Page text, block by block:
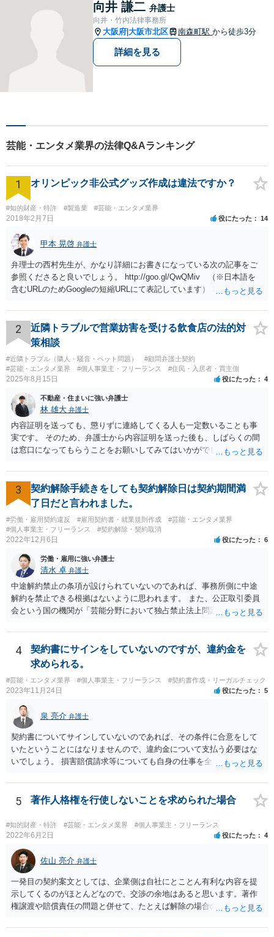
あれば出張相談にも応じてお
りますのでお気軽にご相談く
ださい。
向井 謙二 弁護士
向井・竹内法律事務所
大阪府 大阪市北区 南森町駅 から徒歩3分
詳細を見る
芸能・エンタメ業界の法律Q&Aランキング
1 オリンピック非公式グッズ作成は違法ですか？
#知的財産・特許 #製造業 #芸能・エンタメ業界
2018年2月7日 役にたった 14
甲本 晃啓 弁護士
弁理士の西村先生が、かなり詳細にお書きになっている次の記事をご
参照くださると良いでしょう。 http://goo.gl/QwQMiv （※日本語を
含むURLのためGoogleの短縮URLにて表記しています） 私も同先生と
とも不正競争防止法上の問題は生じうると思います。
2
近隣トラブルで営業妨害を受ける飲食店の法的対
策相談
#近隣トラブル（隣人・騒音・ペット問題）
#顧問弁護士契約
#芸能・エンタメ業界
#個人事業主・フリーランス #住民・入居者・買主側
2025年8月15日 役にたった 4
不動産・住まいに強い弁護士
林 雄大 弁護士
内容証明を送っても、懲りずに連絡してくる人も一定数いることも事
実です。 そのため、弁護士から内容証明を送った後も、しばらくの間
は窓口になってもらうことをお願いしてみてはいかがでしょうか。 そ
口（弁護士に）言ってください」とだけお伝えし、それ以外には一切
応じないという姿勢をとることができるため、スタッフの方の負担軽
減を図れると思います。 大変な状況かと思いますが、ご参考になりま
したら幸いです。
3
契約解除手続きをしても契約解除日は契約期間満
了日だと言われました。
#労働・雇用契約違反 #雇用契約書・就業規則作成
#芸能・エンタメ業界
#個人事業主・フリーランス
#契約解除・契約取消
2022年12月6日 役にたった 6
労働・雇用に強い弁護士
清水 卓 弁護士
中途解約禁止の条項が設けられていないのであれば、事務所側に中途
解約を禁止できる根拠はないように思われます。 また、公正取引委員
会という国の機関が「芸能分野において独占禁止法上問題となり得る
活動を⾏えない旨の義務を課し，⼜は移籍・独⽴した場合には芸能活
動を妨害する旨⽰唆して，移籍・独⽴を諦めさせること（優越的地位
の濫⽤等）を例示しています。 ライバー事務所にも同様のことが言え
る可能性があり、あなたのケースでも、独占禁止法上問題となり得ま
す。 ただし、「※これら⾏為が実際に独占禁⽌法違反となるかどうか
は，具体的態様に照らして個別に判断されることとなる。例えば，優
越的地位の濫⽤に関して，不当に不利益を与えるか否かは，課される
義務等の内容や期間が⽬的に照らして過⼤であるか，与える不利益の
程度，代償措置の有無やその⽔準，あらかじめ⼗分な協議が⾏われた
か等を考慮の上，個別具体的に判断される」という指摘もなされてい
るので、ご事案に応じ、挙げられている事情を具体的に検討して行く
必要があります。 なお、退所等で事務所側と揉めるようであれば、弁
護士に直接相談・依頼し、事務所側と交渉にあたってもらう方法もあ
るかと思います。 （参考）「⼈材分野における公正取引委員会の取
組」（令和元年９月２５日 公正取引委員会）６頁 https://www.jftc.g
4
契約書にサインをしていないのですが、違約金を
求められる。
#芸能・エンタメ業界 #個人事業主・フリーランス #契約書作成・リーガルチェック
2023年11月24日 役にたった 5
泉 亮介 弁護士
契約書についてサインしていないのであれば、その条件に合意をして
いたということにはなりませんので、違約金について支払う必要はな
いでしょう。 損害賠償請求等についても自身の仕事を全て処理してか
5 著作人格権を行使しないことを求められた場合
#知的財産・特許 #芸能・エンタメ業界 #個人事業主・フリーランス
2022年6月2日 役にたった 4
佐山 亮介 弁護士
一発目の契約案文としては、企業側は自社にとことん有利な内容を提
示してくるのがほとんどなので、交渉の余地はあると思います。著作
権譲渡や賠償責任の問題と併せて、たとえば解除の場合のクリエータ
ます（実際、民法の原則では一方的な委任契約の解除には、必要に応